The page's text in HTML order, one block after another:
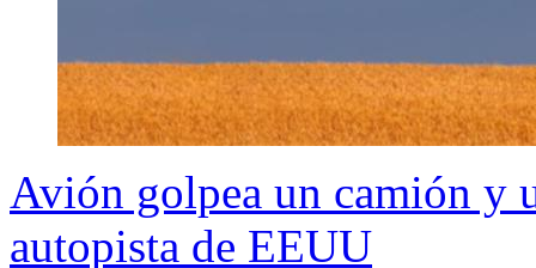
Avión golpea un camión y
autopista de EEUU